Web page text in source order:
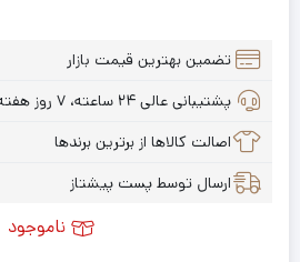
تضمین بهترین قیمت بازار
پشتیبانی عالی ۲۴ ساعته، ۷ روز هفته
اصالت کالاها از برترین برندها
ارسال توسط پست پیشتاز
ناموجود